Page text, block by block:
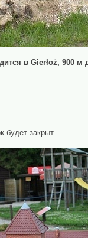
в Gierłoż, 900 м
будет закрыт.